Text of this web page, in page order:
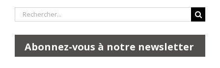
Rechercher:
Abonnez-vous à notre newsletter